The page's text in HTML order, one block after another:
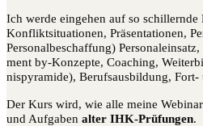
Ich wer­de ein­ge­hen auf so
Kon­flikt­si­tua­tio­nen, Prä­sen­ta­tio­nen,
Per­so­nal­be­schaf­fung)
ment by-Kon­zep­te, Coa­ching,
nis­py­ra­mi­de), Berufs­aus­bil­dung,
Der Kurs wird, wie alle mei­ne
und Auf­ga­ben alter IHK-Prü­fun­gen.